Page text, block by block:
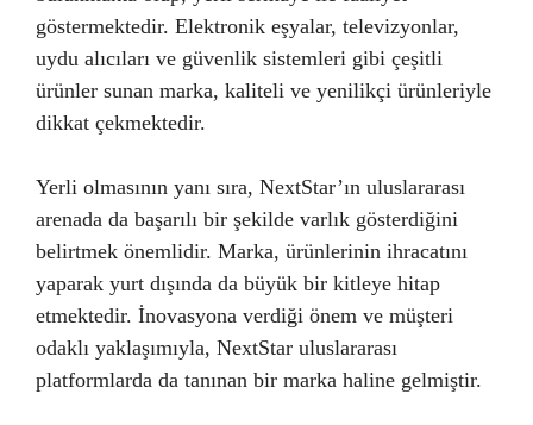
göstermektedir. Elektronik eşyalar, televizyonlar,
uydu alıcıları ve güvenlik sistemleri gibi çeşitli
ürünler sunan marka, kaliteli ve yenilikçi ürünleriyle
dikkat çekmektedir.
Yerli olmasının yanı sıra, NextStar’ın uluslararası
arenada da başarılı bir şekilde varlık gösterdiğini
belirtmek önemlidir. Marka, ürünlerinin ihracatını
yaparak yurt dışında da büyük bir kitleye hitap
etmektedir. İnovasyona verdiği önem ve müşteri
odaklı yaklaşımıyla, NextStar uluslararası
platformlarda da tanınan bir marka haline gelmiştir.